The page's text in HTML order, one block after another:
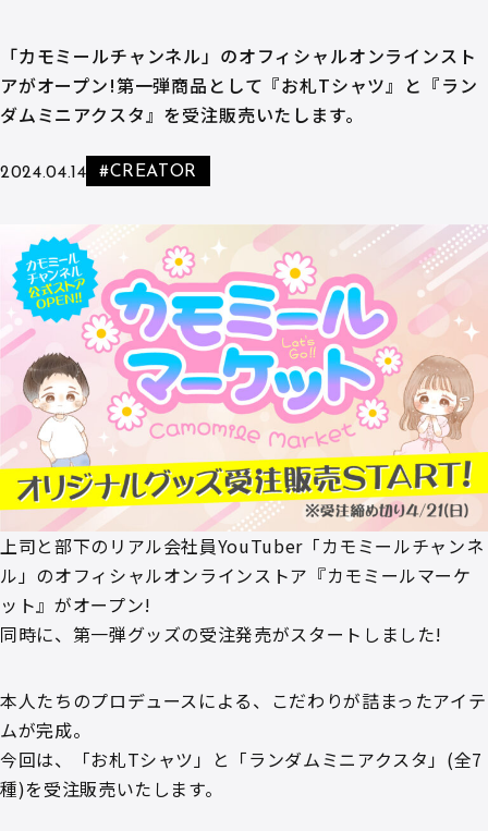
「カモミールチャンネル」のオフィシャルオンラインスト
アがオープン!第一弾商品として『お札Tシャツ』と『ラン
ダムミニアクスタ』を受注販売いたします。
2024.04.14 #CREATOR
上司と部下のリアル会社員YouTuber「カモミールチャンネ
ル」のオフィシャルオンラインストア『カモミールマーケ
ット』がオープン!
同時に、第一弾グッズの受注発売がスタートしました!
本人たちのプロデュースによる、こだわりが詰まったアイテ
ムが完成。
今回は、「お札Tシャツ」と「ランダムミニアクスタ」(全7
種)を受注販売いたします。